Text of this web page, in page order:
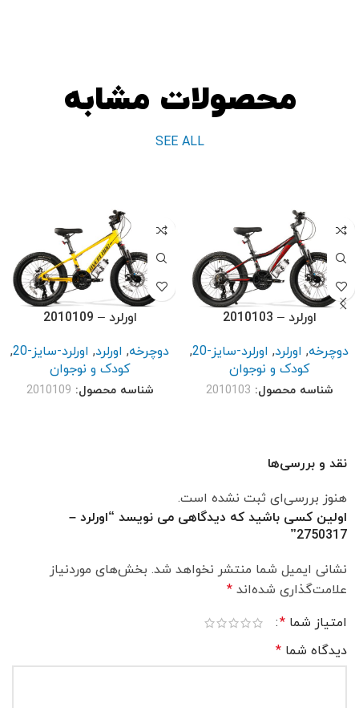
محصولات مشابه
SEE ALL
اورلرد – 2010103
دوچرخه, اورلرد, اورلرد-سایز-20
,
کودک و نوجوان
شناسه محصول: 2010103
اورلرد – 2010109
دوچرخه, اورلرد, اورلرد-سایز-20
,
کودک و نوجوان
شناسه محصول: 2010109
نقد و بررسی‌ها
هنوز بررسی‌ای ثبت نشده است.
اولین کسی باشید که دیدگاهی می نویسد “اورلرد –
2750317”
نشانی ایمیل شما منتشر نخواهد شد. بخش‌های موردنیاز
علامت‌گذاری شده‌اند *
امتیاز شما *
دیدگاه شما *